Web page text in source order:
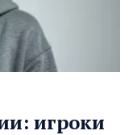
игроки